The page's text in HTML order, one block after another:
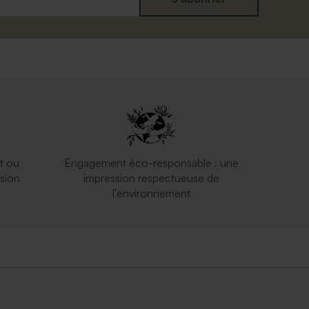
ou
Engagement éco-responsable : une
impression respectueuse de
l'environnement